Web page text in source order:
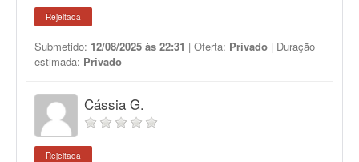
Rejeitada
Submetido: 12/08/2025 às 22:31 | Oferta: Privado | Duração
estimada: Privado
Cássia G.
Rejeitada